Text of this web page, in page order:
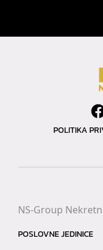
POLITIKA
NS-Group
POSLOVNE JEDINICE